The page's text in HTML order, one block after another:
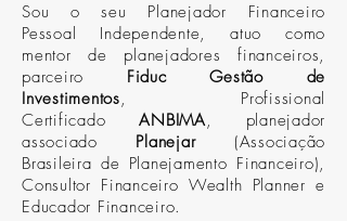
Sou o seu Planejador Financeiro
Pessoal Independente, atuo como
mentor de planejadores financeiros,
parceiro Fiduc Gestão de
Investimentos, Profissional
CertificadoANBIMA, planejador
associado Planejar(Associação
Brasileira de Planejamento Financeiro),
Consultor Financeiro Wealth Planner e
Educador Financeiro.